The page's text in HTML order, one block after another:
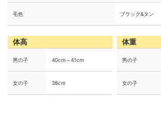
毛色 ブラック&タン
体高
男の子 40cm～41cm
女の子 38cm
体重
男の子
女の子